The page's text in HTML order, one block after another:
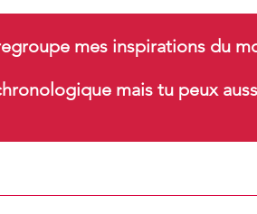
mes inspirations du
mais tu peux